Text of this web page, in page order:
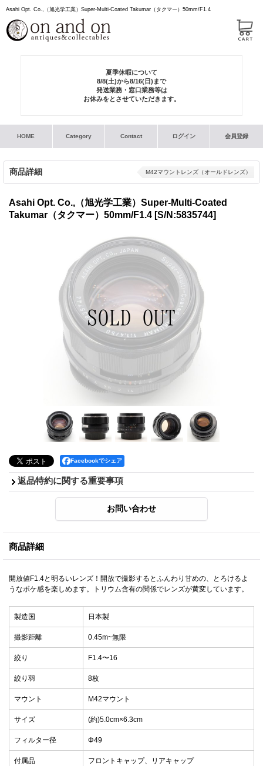
Asahi Opt. Co.,（旭光学工業）Super-Multi-Coated Takumar（タクマー）50mm/F1.4
夏季休暇について
8/8(土)から8/16(日)まで
発送業務・窓口業務等は
お休みをとさせていただきます。
HOME Category Contact ログイン 会員登録
商品詳細 M42マウントレンズ（オールドレンズ）
Asahi Opt. Co.,（旭光学工業）Super-Multi-Coated
Takumar（タクマー）50mm/F1.4 [S/N:5835744]
Facebookでシェア
返品特約に関する重要事項
商品詳細
開放値F1.4と明るいレンズ！開放で撮影するとふんわり甘めの、とろけるよ
うなボケ感を楽しめます。トリウム含有の関係でレンズが黄変しています。
製造国 日本製
撮影距離 0.45m~無限
絞り F1.4〜16
絞り羽 8枚
マウント M42マウント
サイズ (約)5.0cm×6.3cm
フィルター径 Φ49
付属品 フロントキャップ、リアキャップ